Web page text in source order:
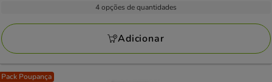
avaliações
a
21.94€
4 opções de quantidades
Adicionar
Pack Poupança